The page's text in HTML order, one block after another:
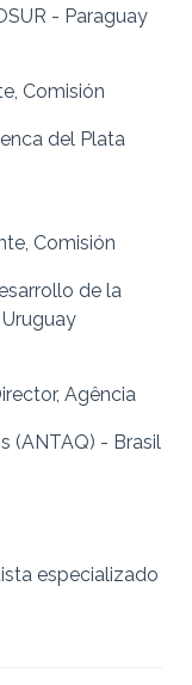
- Paraguay
Comisión
del Plata
Comisión
de la
Agência
(ANTAQ) - Brasil
especializado